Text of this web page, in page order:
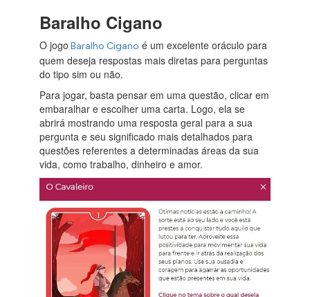
Baralho Cigano
O jogo Baralho Cigano é um excelente oráculo para
quem deseja respostas mais diretas para perguntas
do tipo sim ou não.
Para jogar, basta pensar em uma questão, clicar em
embaralhar e escolher uma carta. Logo, ela se
abrirá mostrando uma resposta geral para a sua
pergunta e seu significado mais detalhados para
questões referentes a determinadas áreas da sua
vida, como trabalho, dinheiro e amor.